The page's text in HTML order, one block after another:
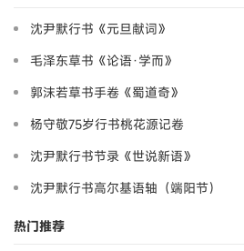
沈尹默行书《元旦献词》
毛泽东草书《论语·学而》
郭沫若草书手卷《蜀道奇》
杨守敬75岁行书桃花源记卷
沈尹默行书节录《世说新语》
沈尹默行书高尔基语轴（端阳节）
热门推荐